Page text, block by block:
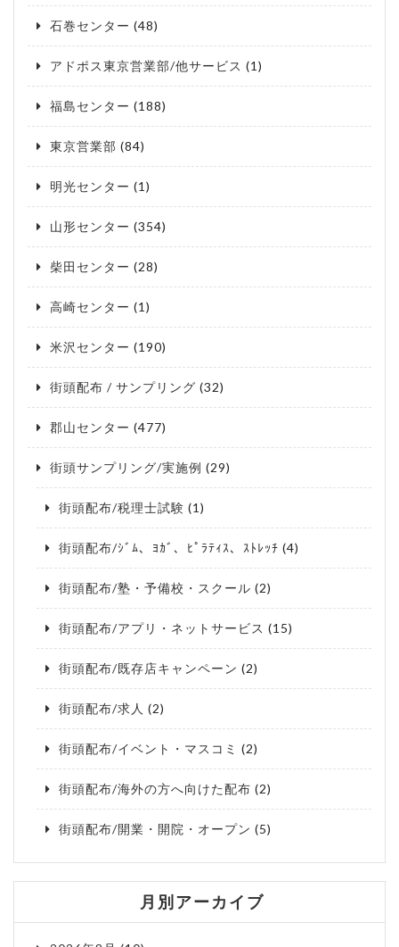
石巻センター (48)
アドポス東京営業部/他サービス (1)
福島センター (188)
東京営業部 (84)
明光センター (1)
山形センター (354)
柴田センター (28)
高崎センター (1)
米沢センター (190)
街頭配布 / サンプリング (32)
郡山センター (477)
街頭サンプリング/実施例 (29)
街頭配布/税理士試験 (1)
街頭配布/ｼﾞﾑ、ﾖｶﾞ、ﾋﾟﾗﾃｨｽ、ｽﾄﾚｯﾁ (4)
街頭配布/塾・予備校・スクール (2)
街頭配布/アプリ・ネットサービス (15)
街頭配布/既存店キャンペーン (2)
街頭配布/求人 (2)
街頭配布/イベント・マスコミ (2)
街頭配布/海外の方へ向けた配布 (2)
街頭配布/開業・開院・オープン (5)
月別アーカイブ